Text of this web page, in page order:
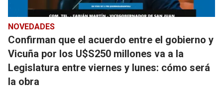
NOVEDADES
Confirman que el acuerdo entre el gobierno y
Vicuña por los U$S250 millones va a la
Legislatura entre viernes y lunes: cómo será
la obra